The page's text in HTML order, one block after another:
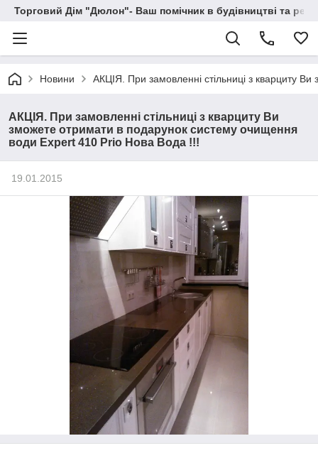
Торговий Дім "Дюлон"- Ваш помічник в будівництві та
Новини АКЦІЯ. При замовленні стільниці з кварциту
АКЦІЯ. При замовленні стільниці з кварциту Ви
зможете отримати в подарунок систему очищення
води Expert 410 Prio Нова Вода !!!
19.01.2015